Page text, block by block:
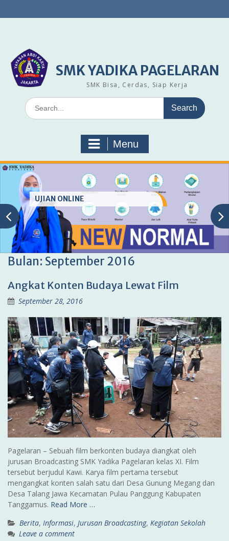
to
SMK YADIKA PAGELARAN
SMK Bisa, Cerdas, Siap Kerja
Search
for:
Menu
UJIAN ONLINE
Bulan: September 2016
Angkat Konten Budaya Lewat Film
September 28, 2016
Pagelaran – Sebuah film berkonten budaya diangkat oleh
jurusan Broadcasting SMK Yadika Pagelaran kelas XI. Film
tersebut berjudul Kawi. Karya film pertama tersebut
mengangkat konten salah satu dari Desa Gunung Megang dan
Desa Talang Jawa Kecamatan Pulau Panggung Kabupaten
Tanggamus. Read More …
Berita, Informasi, Jurusan Broadcasting, Kegiatan Sekolah
Leave a comment